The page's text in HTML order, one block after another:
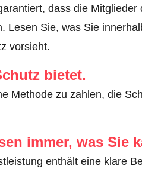
dass die
Lesen Sie, was Sie
vorsieht.
bietet.
Methode zu zahlen, die
immer, was Sie
enthält eine klare